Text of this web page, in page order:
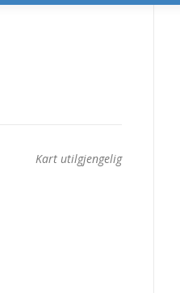
Kart utilgjengelig